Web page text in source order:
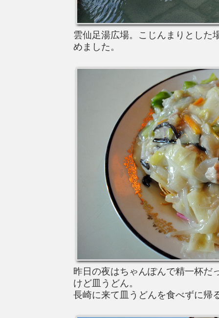
雲仙足湯広場。こじんまりとした
めました。
昨日の夜はちゃんぽんで精一杯だ
けど皿うどん。
長崎に来て皿うどんを食べずに帰